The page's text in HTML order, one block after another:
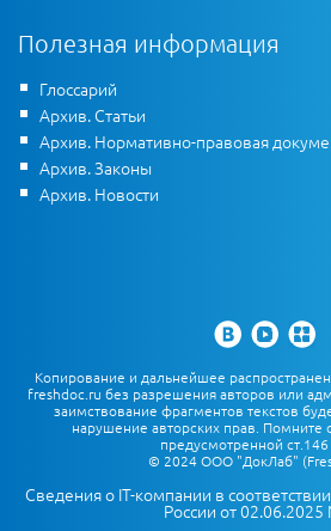
Полезная информация
Глоссарий
Архив. Статьи
Архив. Нормативно-правовая
Архив. Законы
Архив. Новости
Копирование и дальнейшее
freshdoc.ru без разрешения авторов или
заимствование фрагментов текстов
нарушение авторских прав. Помните
предусмотренной
© 2024 ООО "ДокЛаб"
Сведения о IT-компании в
России от 02.06.2025